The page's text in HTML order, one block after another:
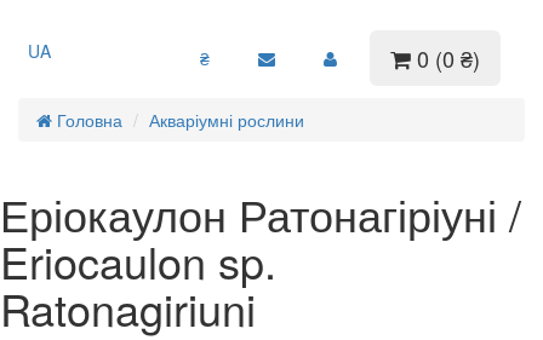
UA ₴ 0 (0 ₴)
Головна Акваріумні рослини
Еріокаулон Ратонагіріуні /
Eriocaulon sp.
Ratonagiriuni